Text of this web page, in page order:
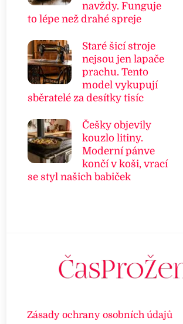
navždy. Funguje
to lépe než drahé spreje
Staré šicí stroje
nejsou jen lapače
prachu. Tento
model vykupují
sběratelé za desítky tisíc
Češky objevily
kouzlo litiny.
Moderní pánve
končí v koši, vrací
se styl našich babiček
Zásady ochrany osobních údajů